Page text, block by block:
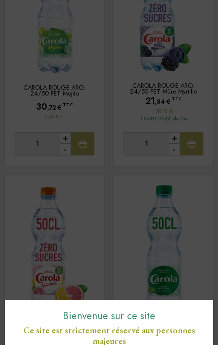
CAROLA ROUGE ARO.
24/50 PET Mojito
30,72€ TTC
2,56 € /L
-
+
CAROLA ROUGE ARO.
24/50 PET Mûre Myrtille
21,84 € TTC
1,82 € /L
1 FARDEAU(X) de 24
-
+
24/50 PET Pamplemousse-
Orange
CAROLA VERTE 24/50 PET
Bienvenue sur ce site
Ce site est strictement réservé aux personnes
majeures